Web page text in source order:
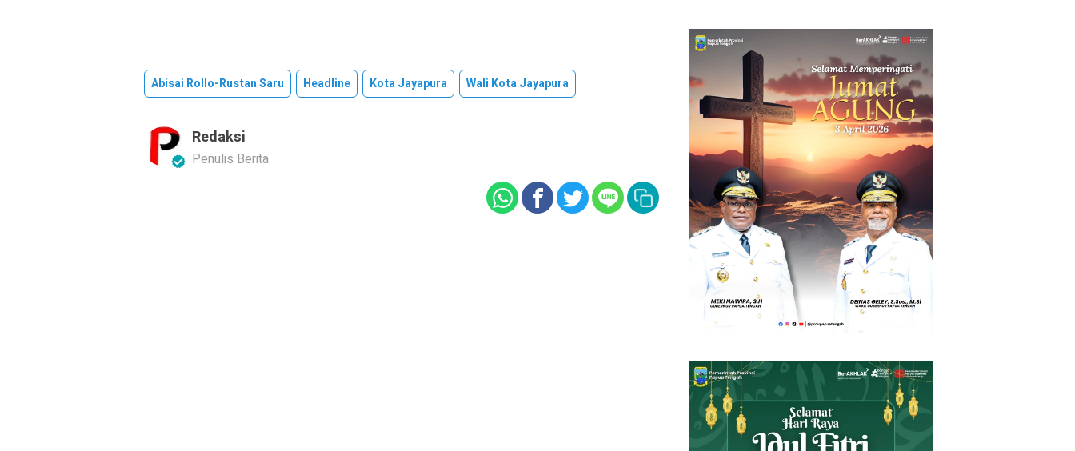
Abisai Rollo-Rustan Saru Headline Kota Jayapura Wali Kota Jayapura
Redaksi
Penulis Berita